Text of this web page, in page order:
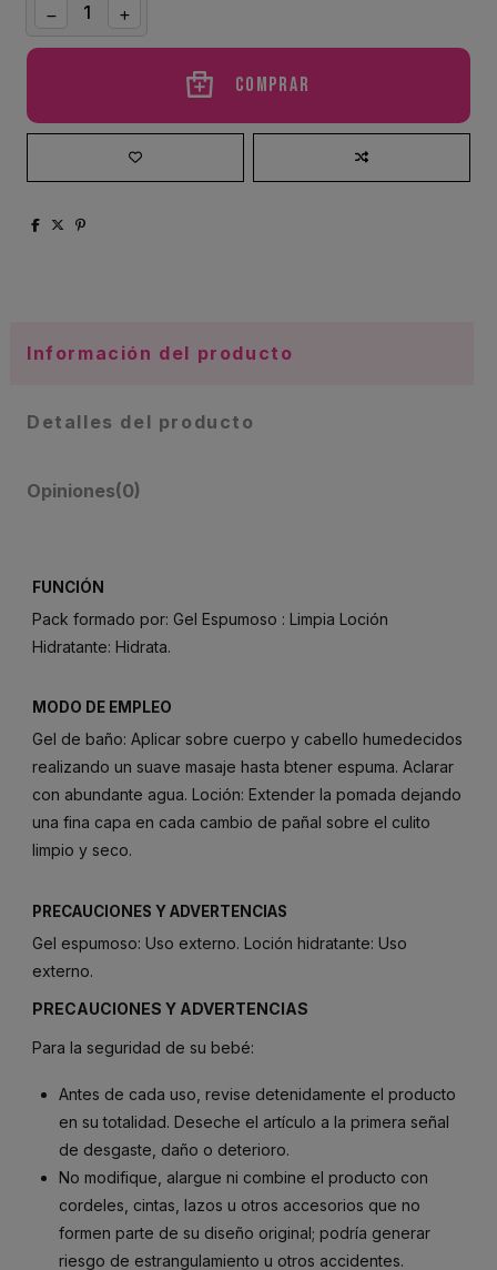
Comprar
Información del producto
Detalles del producto
Opiniones(0)
FUNCIÓN
Pack formado por: Gel Espumoso : Limpia Loción
Hidratante: Hidrata.
MODO DE EMPLEO
Gel de baño: Aplicar sobre cuerpo y cabello humedecidos
realizando un suave masaje hasta btener espuma. Aclarar
con abundante agua. Loción: Extender la pomada dejando
una fina capa en cada cambio de pañal sobre el culito
limpio y seco.
PRECAUCIONES Y ADVERTENCIAS
Gel espumoso: Uso externo. Loción hidratante: Uso
externo.
PRECAUCIONES Y ADVERTENCIAS
Para la seguridad de su bebé:
Antes de cada uso, revise detenidamente el producto
en sutotalidad. Deseche el artículo a la primera señal
de desgaste, daño o deterioro.
No modifique, alargue ni combine el producto con
cordeles, cintas, lazos u otros accesorios que no
formen parte de su diseño original; podría generar
riesgo de estrangulamiento u otros accidentes.